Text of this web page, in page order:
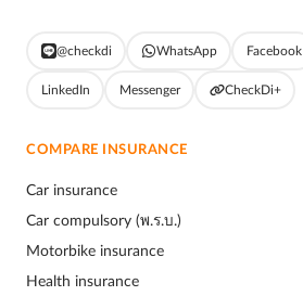
@checkdi WhatsApp Facebook
LinkedIn Messenger CheckDi+
COMPARE INSURANCE
Car insurance
Car compulsory (พ.ร.บ.)
Motorbike insurance
Health insurance